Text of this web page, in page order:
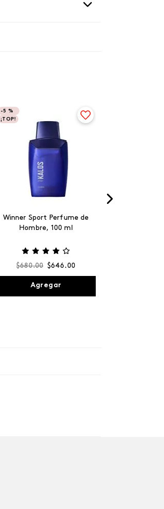
-5 %
¡TOP!
Winner Sport Perfume de
Hombre, 100 ml
$680.00 $646 .00
Agregar